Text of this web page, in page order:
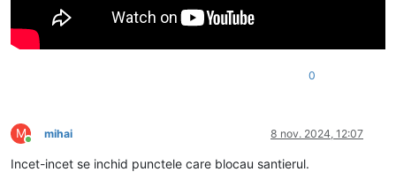
0
M
Conectat
mihai 8 nov. 2024, 12:07
Incet-incet se inchid punctele care blocau santierul.